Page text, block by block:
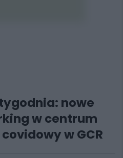
nowe
w centrum
w GCR